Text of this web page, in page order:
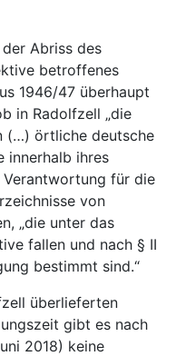
Abriss des
betroffenes
1946/47 überhaupt
in Radolfzell „die
(…) örtliche deutsche
innerhalb ihres
für die
von
„die unter das
fallen und nach § II
bestimmt sind.“
überlieferten
gibt es nach
2018) keine